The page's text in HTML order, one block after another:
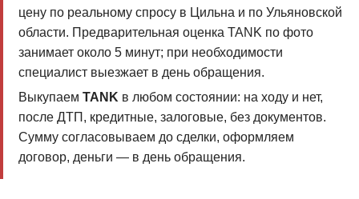
цену по реальному спросу в Цильна и по Ульяновской
области. Предварительная оценка TANK по фото
занимает около 5 минут; при необходимости
специалист выезжает в день обращения.
Выкупаем TANK в любом состоянии: на ходу и нет,
после ДТП, кредитные, залоговые, без документов.
Сумму согласовываем до сделки, оформляем
договор, деньги — в день обращения.